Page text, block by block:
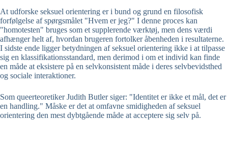
At udforske seksuel orientering er i bund og grund en filosofisk
forfølgelse af spørgsmålet "Hvem er jeg?" I denne proces kan
"homotesten" bruges som et supplerende værktøj, men dens værdi
afhænger helt af, hvordan brugeren fortolker åbenheden i resultaterne.
I sidste ende ligger betydningen af seksuel orientering ikke i at tilpasse
sig en klassifikationsstandard, men derimod i om et individ kan finde
en måde at eksistere på en selvkonsistent måde i deres selvbevidsthed
og sociale interaktioner.
Som queerteoretiker Judith Butler siger: "Identitet er ikke et mål, det er
en handling." Måske er det at omfavne smidigheden af seksuel
orientering den mest dybtgående måde at acceptere sig selv på.